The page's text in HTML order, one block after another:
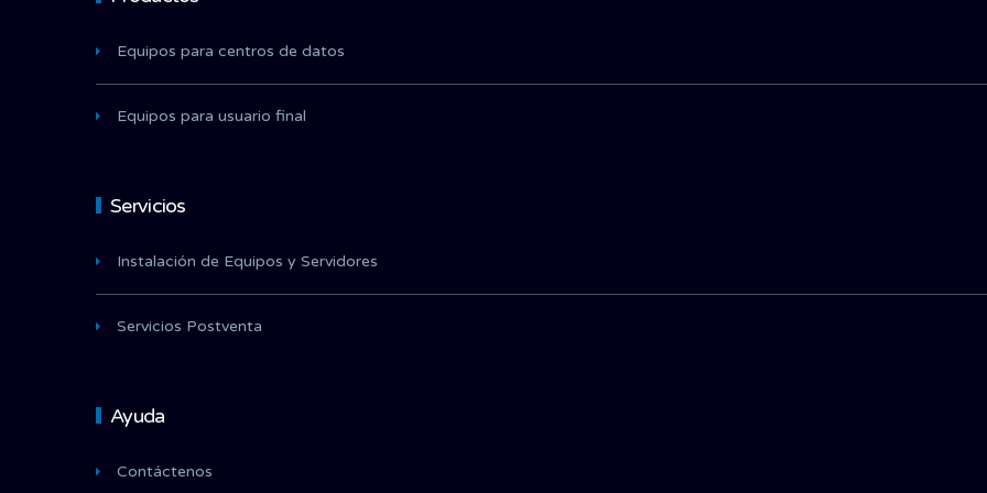
Equipos para centros de datos
Equipos para usuario final
Servicios
Instalación de Equipos y Servidores
Servicios Postventa
Ayuda
Contáctenos